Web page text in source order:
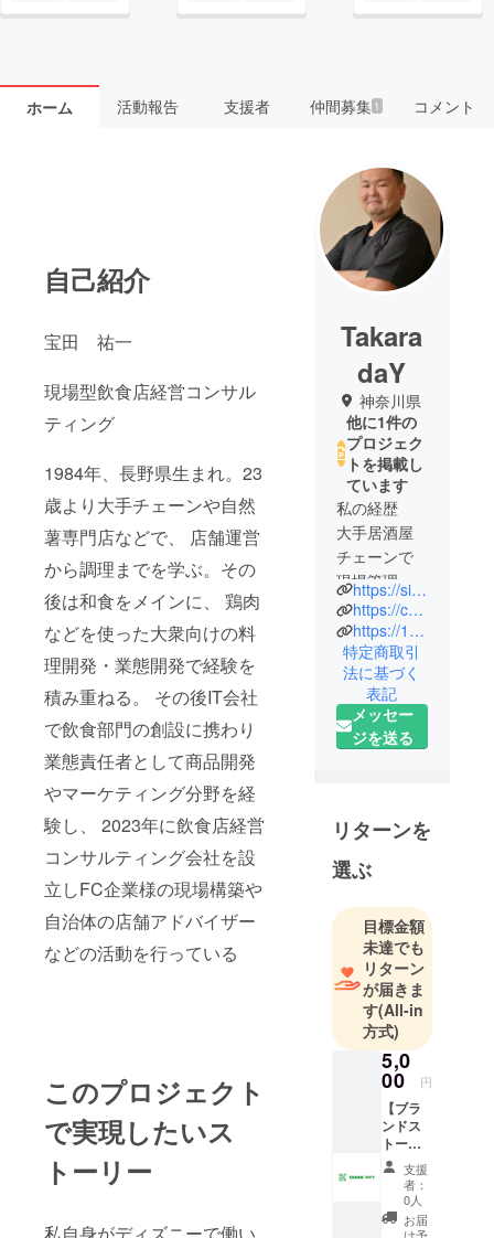
ホーム 活動報告 支援者 仲間募集 1 コメント
自己紹介
宝田 祐一
現場型飲食店経営コンサル
ティング
1984年、長野県生まれ。23
歳より大手チェーンや自然
薯専門店などで、 店舗運営
から調理までを学ぶ。その
後は和食をメインに、 鶏肉
などを使った大衆向けの料
理開発・業態開発で経験を
積み重ねる。 その後IT会社
で飲食部門の創設に携わり
業態責任者として商品開発
やマーケティング分野を経
験し、 2023年に飲食店経営
コンサルティング会社を設
立しFC企業様の現場構築や
自治体の店舗アドバイザー
などの活動を行っている
このプロジェクト
で実現したいス
トーリー
Takara
daY
神奈川県
他に1件の
プロジェク
トを掲載し
ています
私の経歴
大手居酒屋
チェーンで
現場管理な
どを学び、
その後は専
門店など
で、店舗運
営から調理
までを
１５年学
ンに、大衆
向けの料理
開発・ブラ
発、新店舗
開業担当な
どで１００
店舗以上の
業務経
験を積み重
現在は飲食
店コンサル
タントとし
て、FC企業
様の現場構
築や自治体
https://sites.google.com/view/1hangout
https://coconala.com/services/3601897
https://1hangout.thebase.in/?_gl=1*1t3fkf7*_ga*OTI3NDEyNTQxLjE3Mzg5MDI4MjY.*_ga_Z1L68N7J0P*MTc0MDYzOTI5OS4zLjEuMTc0MDYzOTMxMy40Ni4wLjEyNjQyNzc4NjA.*_gcl_au*MTEzNDcxNzg3OC4xNzM4OTAyODI1*_ga_574HL6KGKQ*MTc0MDYzOTI5OS40LjEuMTc0MDYzOTMxNC40NS4wLjA.
特定商取引
法に基づく
表記
メッセー
ジを送る
リターンを
選ぶ
目標金額
未達でも
リターン
が届きま
す(All-in
方式)
5,0
00 円
【ブラ
ンドス
トー
リーか
ら作る
店舗コ
ンサル
相談プ
支援
者：
0人
お届